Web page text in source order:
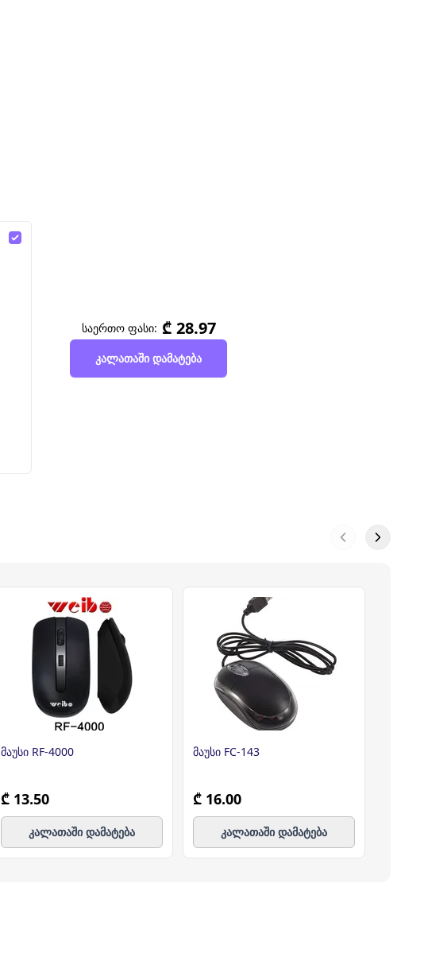
საერთო ფასი: ₾ 28.97
კალათაში დამატება
მაუსი RF-4000
₾ 13.50
კალათაში დამატება
მაუსი FC-143
₾ 16.00
კალათაში დამატება